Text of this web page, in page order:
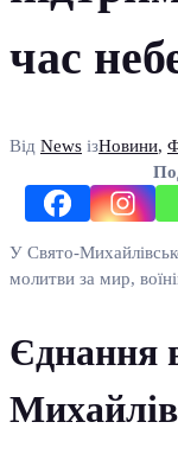
час
Від News ізНовини,
У Свято-
молитви за мир,
Єднання